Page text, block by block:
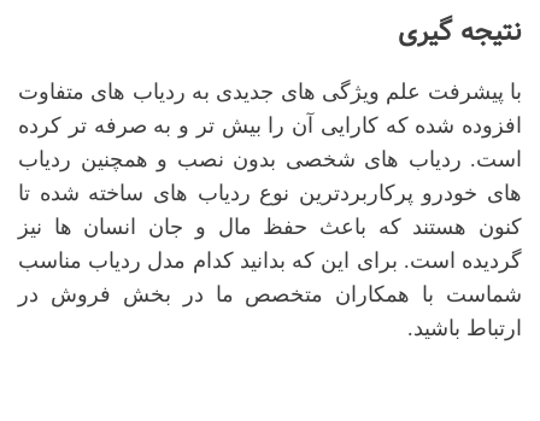
نتیجه گیری
با پیشرفت علم ویژگی های جدیدی به ردیاب های متفاوت
افزوده شده که کارایی آن را بیش تر و به صرفه تر کرده
است. ردیاب های شخصی بدون نصب و همچنین ردیاب
های خودرو پرکاربردترین نوع ردیاب های ساخته شده تا
کنون هستند که باعث حفظ مال و جان انسان ها نیز
گردیده است. برای این که بدانید کدام مدل ردیاب مناسب
شماست با همکاران متخصص ما در بخش فروش در
ارتباط باشید.